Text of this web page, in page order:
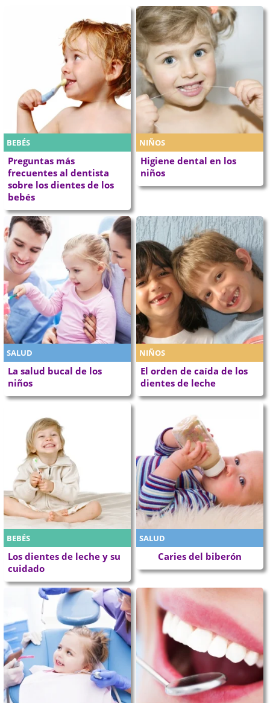
BEBÉS
Preguntas más
frecuentes al dentista
sobre los dientes de los
bebés
NIÑOS
Higiene dental en los
niños
SALUD
La salud bucal de los
niños
NIÑOS
El orden de caída de los
dientes de leche
BEBÉS
Los dientes de leche y su
cuidado
SALUD
Caries del biberón